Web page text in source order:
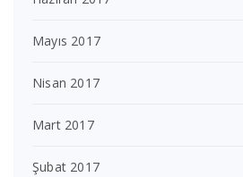
Mayıs 2017
Nisan 2017
Mart 2017
Şubat 2017